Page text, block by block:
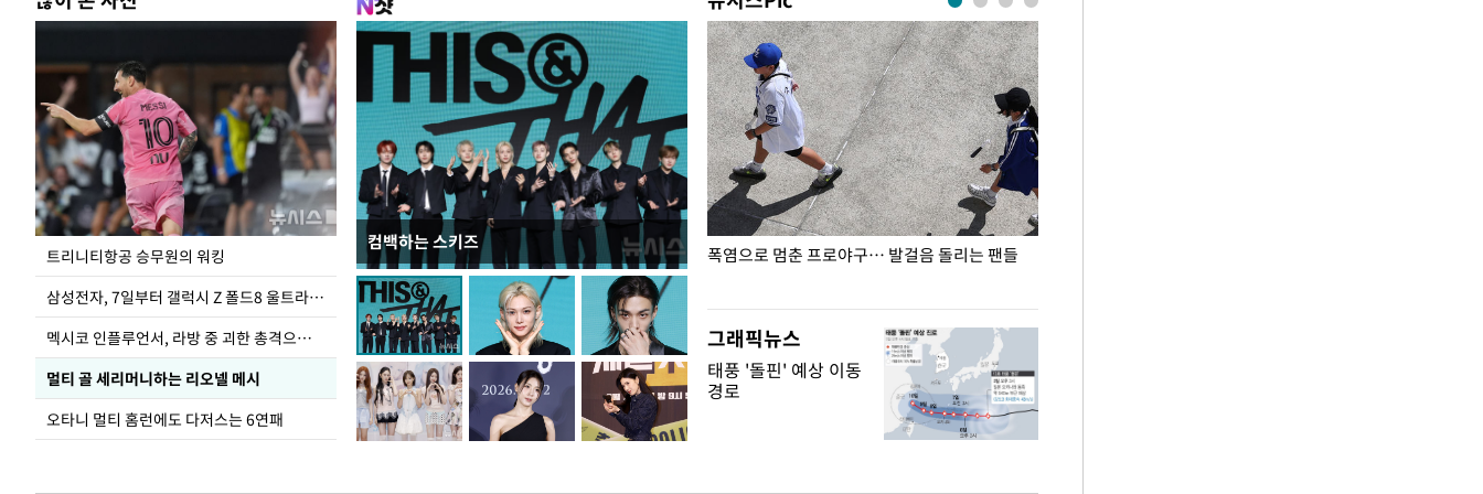
트리니티항공 승무원의 워킹
삼성전자, 7일부터 갤럭시 Z 폴드8 울트라·폴드8·플립8 출시
멕시코 인플루언서, 라방 중 괴한 총격으로 사망
멀티 골 세리머니하는 리오넬 메시
오타니 멀티 홈런에도 다저스는 6연패
컴백하는 스키즈
입추 하루 앞둔 전남광주… 열화상 카메라에 담긴
폭염
폭염으로 멈춘 프로야구… 발걸음 돌리는 팬들
그래픽뉴스
태풍 '돌핀' 예상 이동
경로